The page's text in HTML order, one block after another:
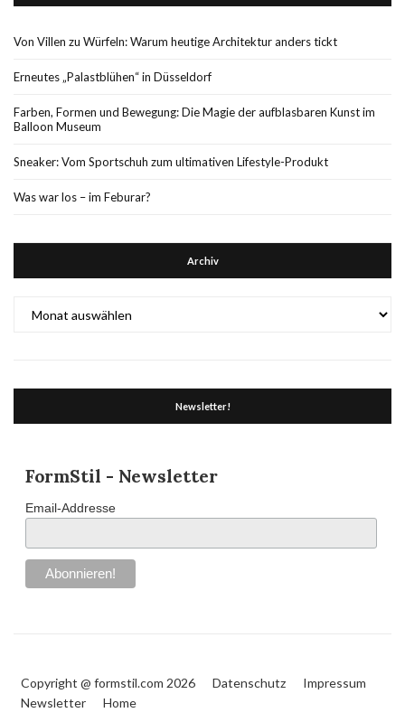
Von Villen zu Würfeln: Warum heutige Architektur anders tickt
Erneutes „Palastblühen“ in Düsseldorf
Farben, Formen und Bewegung: Die Magie der aufblasbaren Kunst im
Balloon Museum
Sneaker: Vom Sportschuh zum ultimativen Lifestyle-Produkt
Was war los – im Feburar?
Archiv
Newsletter!
FormStil - Newsletter
Email-Addresse
Copyright @ formstil.com 2026 Datenschutz
Impressum
Newsletter
Home